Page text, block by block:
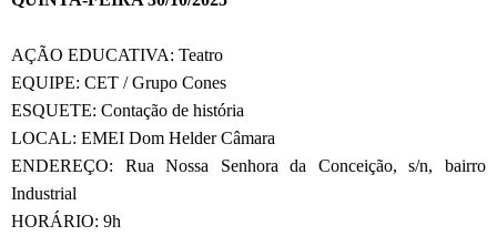
AÇÃO EDUCATIVA: Teatro
EQUIPE: CET / Grupo Cones
ESQUETE: Contação de história
LOCAL: EMEI Dom Helder Câmara
ENDEREÇO: Rua Nossa Senhora da Conceição, s/n, bairro
Industrial
HORÁRIO: 9h